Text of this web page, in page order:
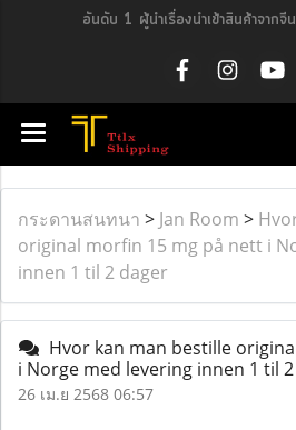
อันดับ 1 ผู้นำเรื่องนำเข้าสินค้าจากจี
กระดานสนทนา > Jan Room >
original morfin 15 mg på nett i
innen 1 til 2 dager
Hvor kan man bestille
i Norge med levering innen 1 til
26 เม.ย 2568 06:57